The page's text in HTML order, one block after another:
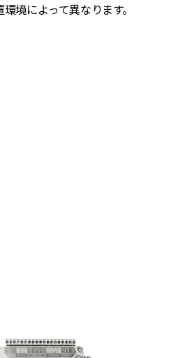
境によって異なります。